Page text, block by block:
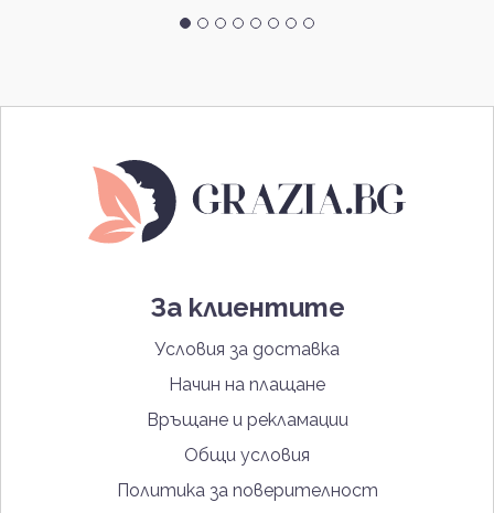
За клиентите
Условия за доставка
Начин на плащане
Връщане и рекламации
Общи условия
Политика за поверителност